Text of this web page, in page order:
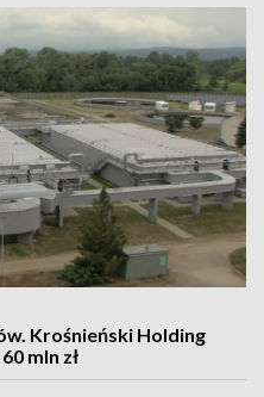
Krośnieński Holding
mln zł